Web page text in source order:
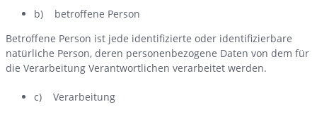
b) betroffene Person
Betroffene Person ist jede identifizierte oder identifizierbare
natürliche Person, deren personenbezogene Daten von dem für
die Verarbeitung Verantwortlichen verarbeitet werden.
c) Verarbeitung